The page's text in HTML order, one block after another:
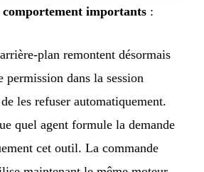
comportement importants :
plan remontent désormais
permission dans la session
les refuser automatiquement.
quel agent formule la demande
cet outil. La commande